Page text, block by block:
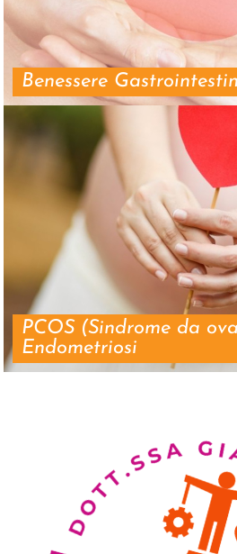
Benessere
PCOS (Sindrome da
Endometriosi